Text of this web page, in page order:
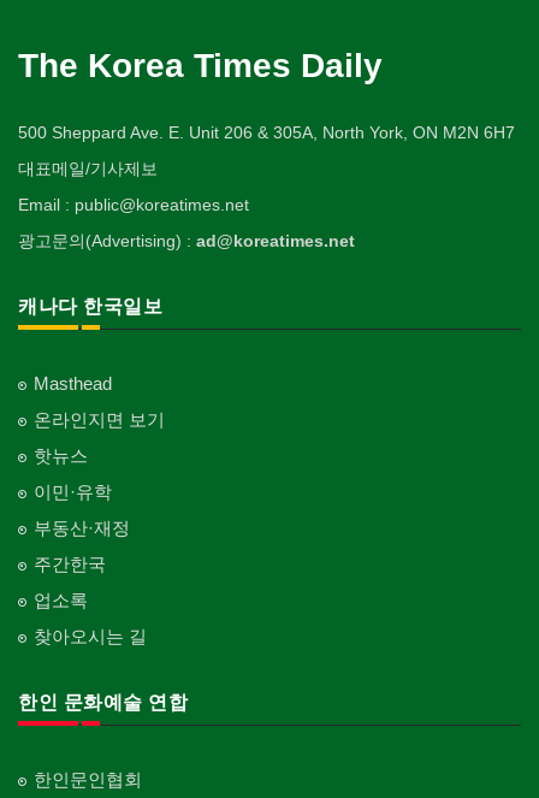
The Korea Times Daily
500 Sheppard Ave. E. Unit 206 & 305A, North York, ON M2N 6H7
대표메일/기사제보
Email : public@koreatimes.net
광고문의(Advertising) : ad@koreatimes.net
캐나다 한국일보
Masthead
온라인지면 보기
핫뉴스
이민·유학
부동산·재정
주간한국
업소록
찾아오시는 길
한인 문화예술 연합
한인문인협회